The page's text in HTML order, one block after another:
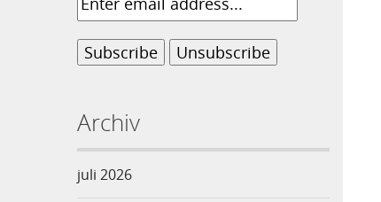
Archiv
juli 2026